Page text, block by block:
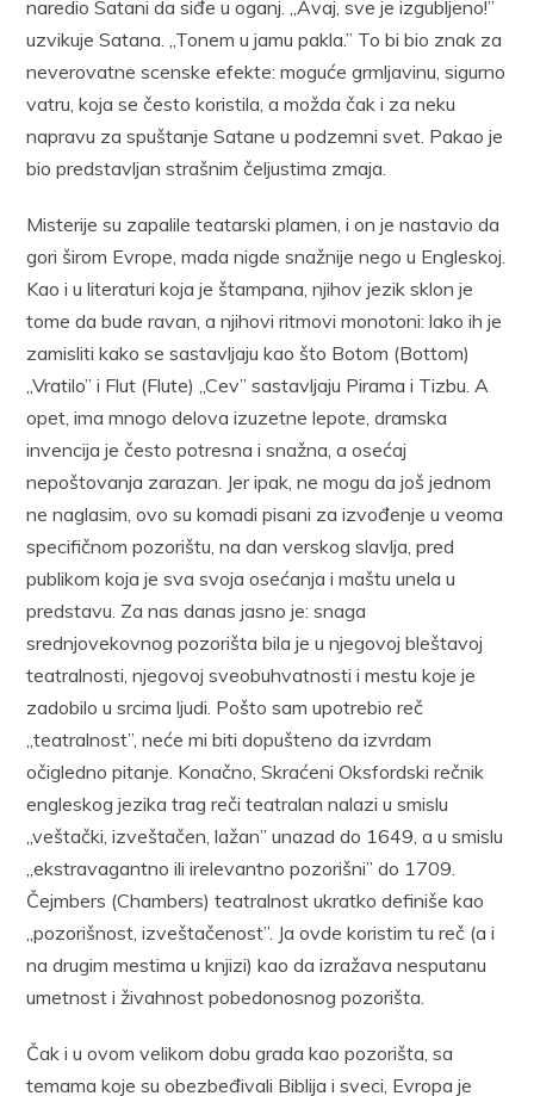
naredio Satani da siđe u oganj. „Avaj, sve je izgubljeno!”
uzvikuje Satana. „Tonem u jamu pakla.” To bi bio znak za
neverovatne scenske efekte: moguće grmljavinu, sigurno
vatru, koja se često koristila, a možda čak i za neku
napravu za spuštanje Satane u podzemni svet. Pakao je
bio predstavljan strašnim čeljustima zmaja.
Misterije su zapalile teatarski plamen, i on je nastavio da
gori širom Evrope, mada nigde snažnije nego u Engleskoj.
Kao i u literaturi koja je štampana, njihov jezik sklon je
tome da bude ravan, a njihovi ritmovi monotoni: lako ih je
zamisliti kako se sastavljaju kao što Botom (Bottom)
„Vratilo” i Flut (Flute) „Cev” sastavljaju Pirama i Tizbu. A
opet, ima mnogo delova izuzetne lepote, dramska
invencija je često potresna i snažna, a osećaj
nepoštovanja zarazan. Jer ipak, ne mogu da još jednom
ne naglasim, ovo su komadi pisani za izvođenje u veoma
specifičnom pozorištu, na dan verskog slavlja, pred
publikom koja je sva svoja osećanja i maštu unela u
predstavu. Za nas danas jasno je: snaga
srednjovekovnog pozorišta bila je u njegovoj bleštavoj
teatralnosti, njegovoj sveobuhvatnosti i mestu koje je
zadobilo u srcima ljudi. Pošto sam upotrebio reč
„teatralnost”, neće mi biti dopušteno da izvrdam
očigledno pitanje. Konačno, Skraćeni Oksfordski rečnik
engleskog jezika trag reči teatralan nalazi u smislu
„veštački, izveštačen, lažan” unazad do 1649, a u smislu
„ekstravagantno ili irelevantno pozorišni” do 1709.
Čejmbers (Chambers) teatralnost ukratko definiše kao
„pozorišnost, izveštačenost”. Ja ovde koristim tu reč (a i
na drugim mestima u knjizi) kao da izražava nesputanu
umetnost i živahnost pobedonosnog pozorišta.
Čak i u ovom velikom dobu grada kao pozorišta, sa
temama koje su obezbeđivali Biblija i sveci, Evropa je